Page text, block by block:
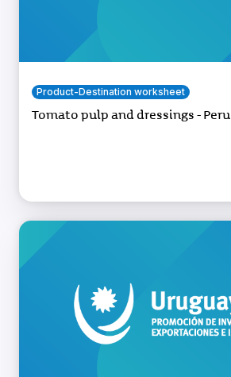
Product-Destination worksheet
Tomato pulp and dressings - Peru